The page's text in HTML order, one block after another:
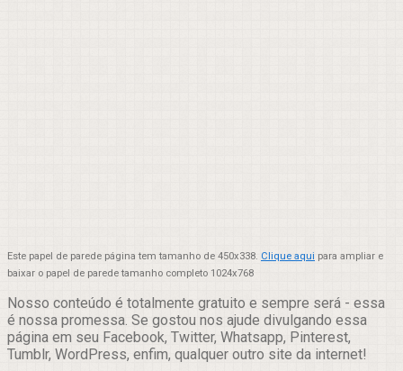
Este papel de parede página tem tamanho de 450x338. Clique aqui para ampliar e
baixar o papel de parede tamanho completo 1024x768
Nosso conteúdo é totalmente gratuito e sempre será - essa
é nossa promessa. Se gostou nos ajude divulgando essa
página em seu Facebook, Twitter, Whatsapp, Pinterest,
Tumblr, WordPress, enfim, qualquer outro site da internet!